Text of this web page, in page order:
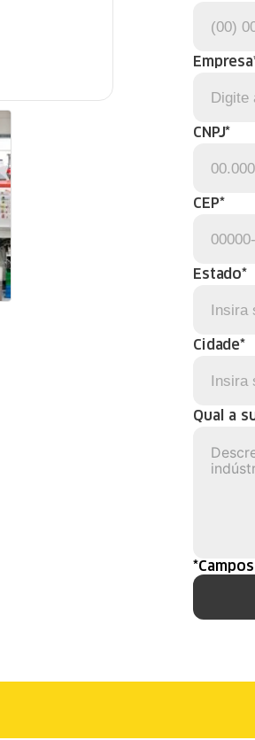
CNPJ*
CEP*
Estado*
Cidade*
Qual a